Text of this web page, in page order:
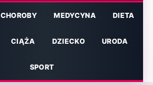
CHOROBY MEDYCYNA DIETA
CIĄŻA DZIECKO URODA
SPORT